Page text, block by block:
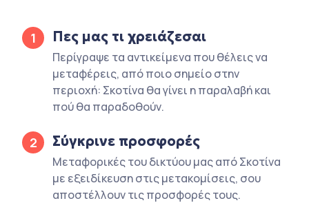
1 Πες μας τι χρειάζεσαι
Περίγραψε τα αντικείμενα που θέλεις να
μεταφέρεις, από ποιο σημείο στην
περιοχή: Σκοτίνα θα γίνει η παραλαβή και
πού θα παραδοθούν.
2 Σύγκρινε προσφορές
Μεταφορικές του δικτύου μας από Σκοτίνα
με εξειδίκευση στις μετακομίσεις, σου
αποστέλλουν τις προσφορές τους.